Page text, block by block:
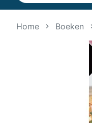
Home Boeken